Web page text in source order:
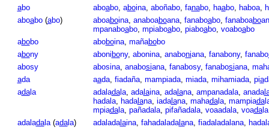
abo aboabo, aboina, aboñabo, fanabo, haabo, haboa,
aboabo(abo) aboaboina, anaboaboana, fanaboabo, fanaboabo
mpanaboabo, mpiaboabo, piaboabo, voaboabo
abobo aboboina, mañabobo
abony aboni bony, abonina, anaboniana, fanabony, fanabo
abosy
abosina, anabosiana, fanabosy, fanabosiana,
ada aada, fiadaña, mampiada, miada, mihamiada, pia
adala adaladala, adalaina, adalana, ampanadala, anada
hadala, hadalana, iadalana, mahadala, mampiada
mpiadala, pañadala, pifañadala, voaadala, voadala
adaladala(adala) adaladalaina, fahadaladalana, fiadaladalana,